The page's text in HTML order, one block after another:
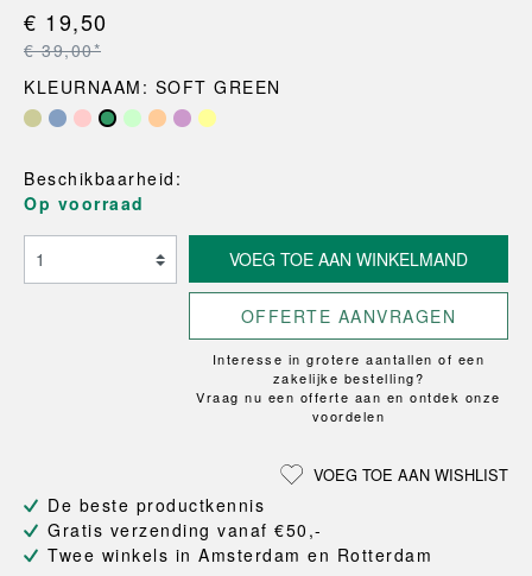
€ 19,50
€ 39,00*
KLEURNAAM: SOFT GREEN
Beschikbaarheid:
Op voorraad
VOEG TOE AAN WINKELMAND
OFFERTE AANVRAGEN
Interesse in grotere aantallen of een
zakelijke bestelling?
Vraag nu een offerte aan en ontdek onze
voordelen
VOEG TOE AAN WISHLIST
De beste productkennis
Gratis verzending vanaf €50,-
Twee winkels in Amsterdam en Rotterdam